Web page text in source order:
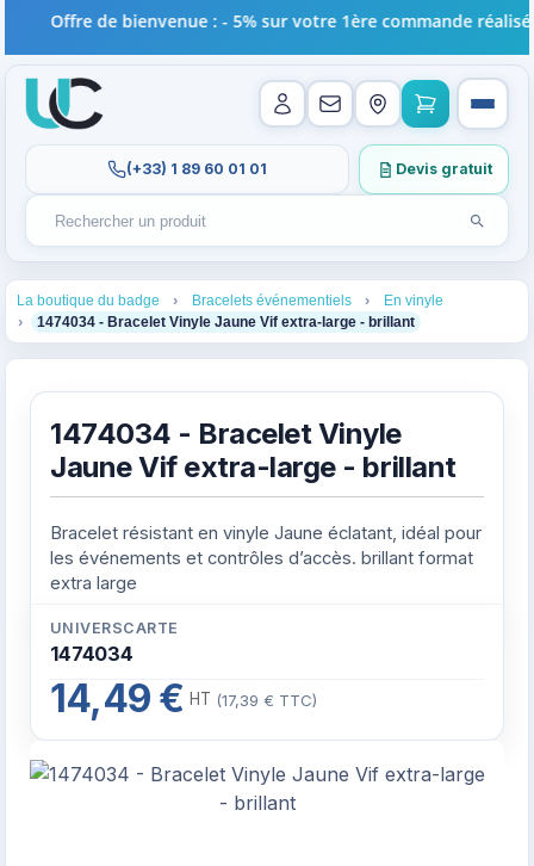
Rechercher un produit
Recherches récentes au focus. Tapez au moins 2
Lancer
(+33) 1 89 60 01 01 Devis gratuit
Offre de bienvenue : - 5% sur votre 1ère commande réalisée
La boutique du badge Bracelets événementiels En vinyle
1474034 - Bracelet Vinyle Jaune Vif extra-large - brillant 4
1474034 - Bracelet Vinyle
Jaune Vif extra-large - brillant
Bracelet résistant en vinyle Jaune éclatant, idéal pour
les événements et contrôles d’accès. brillant format
extra large
UNIVERSCARTE
1474034
14,49 € HT (17,39 € TTC)